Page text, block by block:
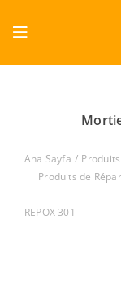
Toggle
Navigation
Produits
Documents
Vidéos
Ana Sayfa Produits
Produits de
REPOX 301